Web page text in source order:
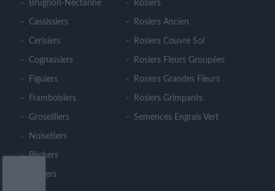
Brugnon-Nectarine
Cassissiers
Cerisiers
Cognassiers
Figuiers
Framboisiers
Groseilliers
Noisetiers
Pêchers
Poiriers
Rosiers
Rosiers Ancien
Rosiers Couvre Sol
Rosiers Fleurs Groupées
Rosiers Grandes Fleurs
Rosiers Grimpants
Semences Engrais Vert